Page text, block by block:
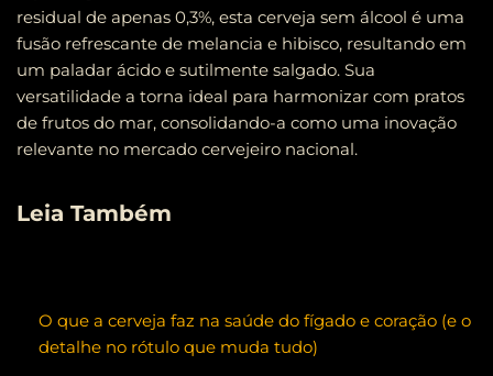
residual de apenas 0,3%, esta cerveja sem álcool é uma
fusão refrescante de melancia e hibisco, resultando em
um paladar ácido e sutilmente salgado. Sua
versatilidade a torna ideal para harmonizar com pratos
de frutos do mar, consolidando-a como uma inovação
relevante no mercado cervejeiro nacional.
Leia Também
O que a cerveja faz na saúde do fígado e coração (e o
detalhe no rótulo que muda tudo)